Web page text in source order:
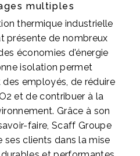
multiples
thermique industrielle
présente de nombreux
économies d'énergie
isolation permet
employés, de réduire
et de contribuer à la
Grâce à son
faire, Scaff Groupe
ses clients dans la mise